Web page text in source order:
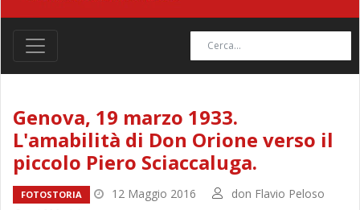
Genova, 19 marzo 1933.
L'amabilità di Don Orione verso il
piccolo Piero Sciaccaluga.
FOTOSTORIA 12 Maggio 2016
don Flavio Peloso